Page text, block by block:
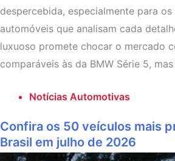
despercebida, especialmente para
automóveis que analisam cada
luxuoso promete chocar o mercado
comparáveis às da BMW Série 5,
Notícias Automotivas
Confira os 50 veículos mais
Brasil em julho de 2026